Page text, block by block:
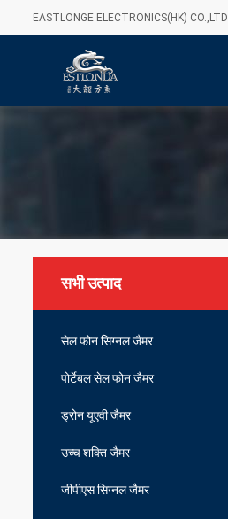
EASTLONGE ELECTRONICS(HK) CO.,LTD
सभी उत्पाद
सेल फोन सिग्नल जैमर
पोर्टेबल सेल फोन जैमर
ड्रोन यूएवी जैमर
उच्च शक्ति जैमर
जीपीएस सिग्नल जैमर